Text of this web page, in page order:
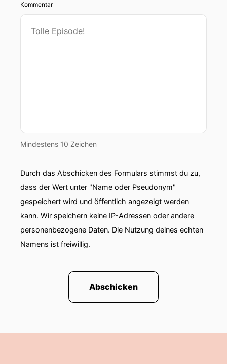
Kommentar
Mindestens 10 Zeichen
Durch das Abschicken des Formulars stimmst du zu,
dass der Wert unter "Name oder Pseudonym"
gespeichert wird und öffentlich angezeigt werden
kann. Wir speichern keine IP-Adressen oder andere
personenbezogene Daten. Die Nutzung deines echten
Namens ist freiwillig.
Abschicken